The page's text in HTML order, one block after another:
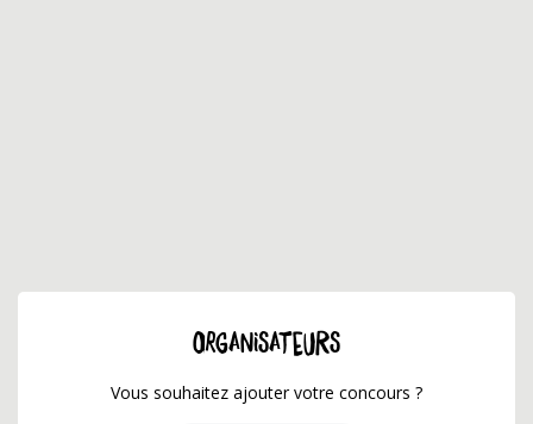
ORGANISATEURS
Vous souhaitez ajouter votre concours ?